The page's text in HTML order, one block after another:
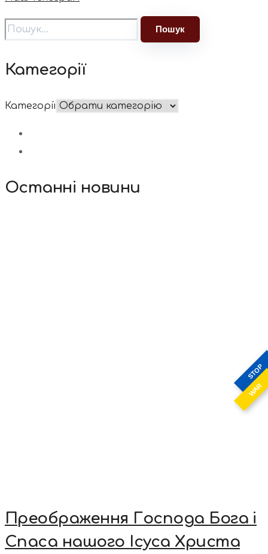
STOP
WAR
Категорії
Категорії
Останні новини
Преображення Господа Бога і
Спаса нашого Ісуса Христа